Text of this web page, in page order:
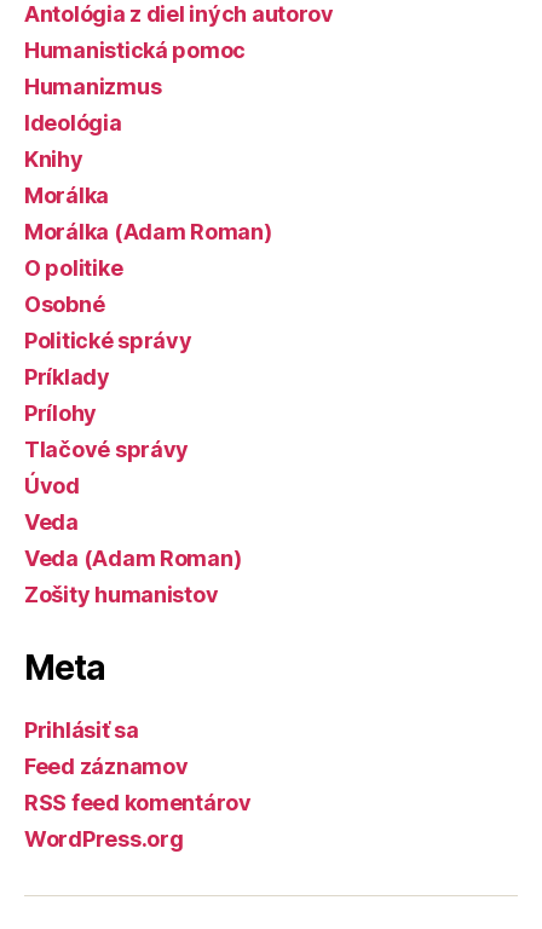
Antológia z diel iných autorov
Humanistická pomoc
Humanizmus
Ideológia
Knihy
Morálka
Morálka (Adam Roman)
O politike
Osobné
Politické správy
Príklady
Prílohy
Tlačové správy
Úvod
Veda
Veda (Adam Roman)
Zošity humanistov
Meta
Prihlásiť sa
Feed záznamov
RSS feed komentárov
WordPress.org